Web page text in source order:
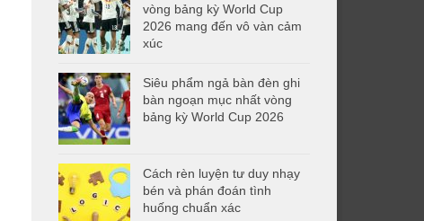
vòng bảng kỳ World Cup
2026 mang đến vô vàn cảm
xúc
Siêu phẩm ngả bàn đèn ghi
bàn ngoạn mục nhất vòng
bảng kỳ World Cup 2026
Cách rèn luyện tư duy nhạy
bén và phán đoán tình
huống chuẩn xác